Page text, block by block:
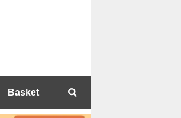
Basket